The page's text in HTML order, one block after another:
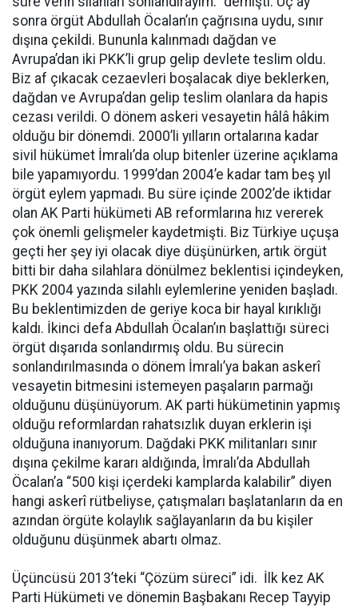
sonra örgüt Abdullah Öcalan’ın çağrısına uydu, sınır
dışına çekildi. Bununla kalınmadı dağdan ve
Avrupa’dan iki PKK’li grup gelip devlete teslim oldu.
Biz af çıkacak cezaevleri boşalacak diye beklerken,
dağdan ve Avrupa’dan gelip teslim olanlara da hapis
cezası verildi. O dönem askeri vesayetin hâlâ hâkim
olduğu bir dönemdi. 2000’li yılların ortalarına kadar
sivil hükümet İmralı’da olup bitenler üzerine açıklama
bile yapamıyordu. 1999’dan 2004’e kadar tam beş yıl
örgüt eylem yapmadı. Bu süre içinde 2002’de iktidar
olan AK Parti hükümeti AB reformlarına hız vererek
çok önemli gelişmeler kaydetmişti. Biz Türkiye uçuşa
geçti her şey iyi olacak diye düşünürken, artık örgüt
bitti bir daha silahlara dönülmez beklentisi içindeyken,
PKK 2004 yazında silahlı eylemlerine yeniden başladı.
Bu beklentimizden de geriye koca bir hayal kırıklığı
kaldı. İkinci defa Abdullah Öcalan’ın başlattığı süreci
örgüt dışarıda sonlandırmış oldu. Bu sürecin
sonlandırılmasında o dönem İmralı’ya bakan askerî
vesayetin bitmesini istemeyen paşaların parmağı
olduğunu düşünüyorum. AK parti hükümetinin yapmış
olduğu reformlardan rahatsızlık duyan erklerin işi
olduğuna inanıyorum. Dağdaki PKK militanları sınır
dışına çekilme kararı aldığında, İmralı’da Abdullah
Öcalan’a “500 kişi içerdeki kamplarda kalabilir” diyen
hangi askerî rütbeliyse, çatışmaları başlatanların da en
azından örgüte kolaylık sağlayanların da bu kişiler
olduğunu düşünmek abartı olmaz.
Üçüncüsü 2013’teki “Çözüm süreci” idi. İlk kez AK
Parti Hükümeti ve dönemin Başbakanı Recep Tayyip